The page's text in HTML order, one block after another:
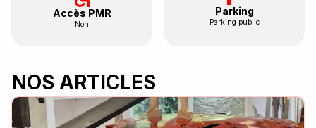
Accès PMR
Non
Parking
Parking public
NOS ARTICLES